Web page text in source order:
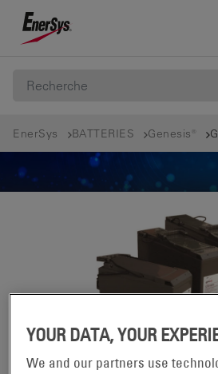
EnerSys BATTERIES Genesis®
YOUR DATA, YOUR
We and our partners use